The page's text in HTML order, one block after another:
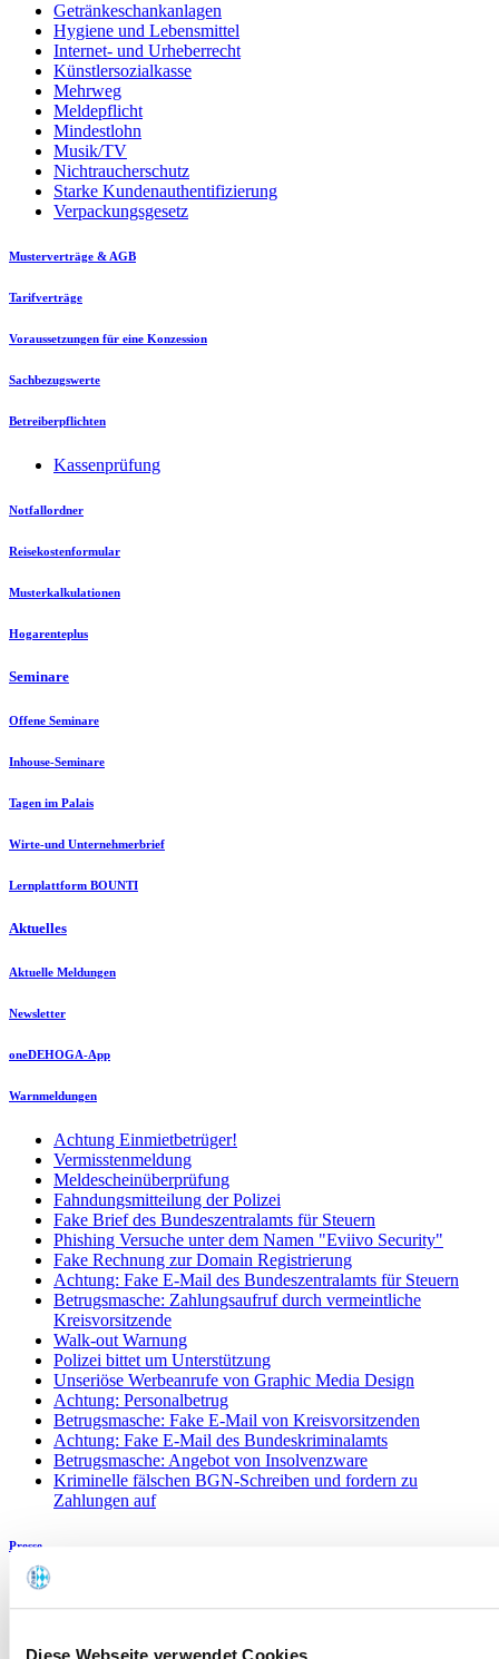
Getränkeschankanlagen
Hygiene und Lebensmittel
Internet- und Urheberrecht
Künstlersozialkasse
Mehrweg
Meldepflicht
Mindestlohn
Musik/TV
Nichtraucherschutz
Starke Kundenauthentifizierung
Verpackungsgesetz
Musterverträge & AGB
Tarifverträge
Voraussetzungen für eine Konzession
Sachbezugswerte
Betreiberpflichten
Kassenprüfung
Notfallordner
Reisekostenformular
Musterkalkulationen
Hogarenteplus
Seminare
Offene Seminare
Inhouse-Seminare
Tagen im Palais
Wirte-und Unternehmerbrief
Lernplattform BOUNTI
Aktuelles
Aktuelle Meldungen
Newsletter
oneDEHOGA-App
Warnmeldungen
Achtung Einmietbetrüger!
Vermisstenmeldung
Meldescheinüberprüfung
Fahndungsmitteilung der Polizei
Fake Brief des Bundeszentralamts für Steuern
Phishing Versuche unter dem Namen "Eviivo Security"
Fake Rechnung zur Domain Registrierung
Achtung: Fake E-Mail des Bundeszentralamts für Steuern
Betrugsmasche: Zahlungsaufruf durch vermeintliche
Kreisvorsitzende
Walk-out Warnung
Polizei bittet um Unterstützung
Unseriöse Werbeanrufe von Graphic Media Design
Achtung: Personalbetrug
Betrugsmasche: Fake E-Mail von Kreisvorsitzenden
Achtung: Fake E-Mail des Bundeskriminalamts
Betrugsmasche: Angebot von Insolvenzware
Kriminelle fälschen BGN-Schreiben und fordern zu
Zahlungen auf
Presse
Pressearchiv
Kontakt